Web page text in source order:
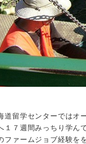
道留学センターではオ
１７週間みっちり学ん
ファームジョブ経験を